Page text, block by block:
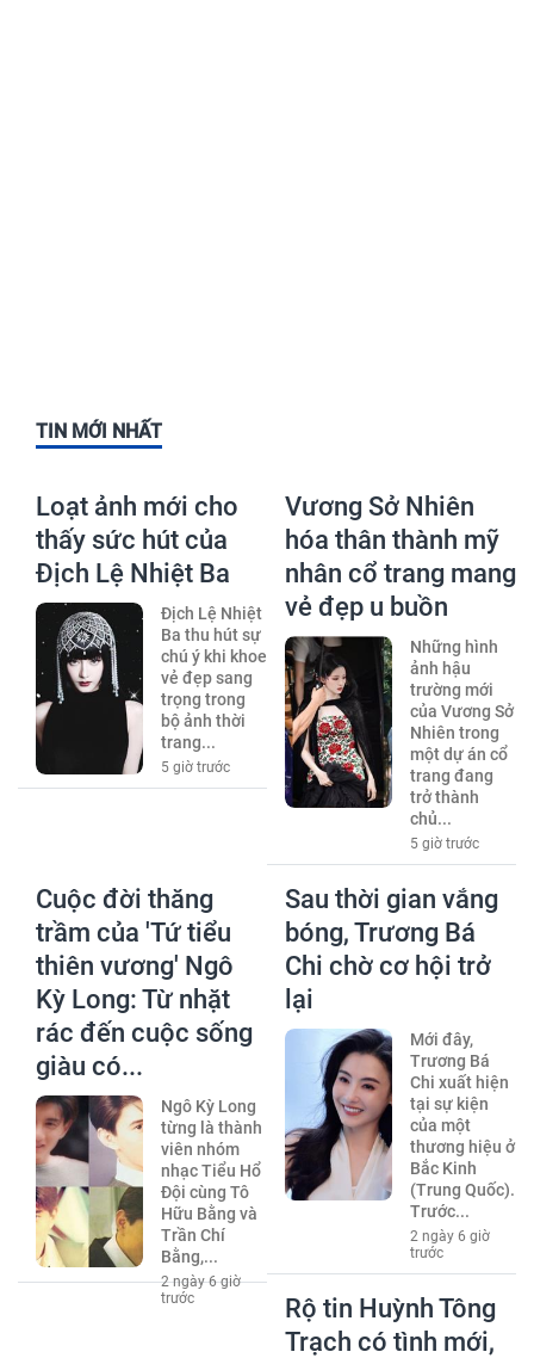
TIN MỚI NHẤT
Loạt ảnh mới cho
thấy sức hút của
Địch Lệ Nhiệt Ba
Địch Lệ Nhiệt
Ba thu hút sự
chú ý khi khoe
vẻ đẹp sang
trọng trong
bộ ảnh thời
trang...
5 giờ trước
Vương Sở Nhiên
hóa thân thành mỹ
nhân cổ trang mang
vẻ đẹp u buồn
Những hình
ảnh hậu
trường mới
của Vương Sở
Nhiên trong
một dự án cổ
trang đang
trở thành
chủ...
5 giờ trước
Cuộc đời thăng
trầm của 'Tứ tiểu
thiên vương' Ngô
Kỳ Long: Từ nhặt
rác đến cuộc sống
giàu có...
Ngô Kỳ Long
từng là thành
viên nhóm
nhạc Tiểu Hổ
Đội cùng Tô
Hữu Bằng và
Trần Chí
Bằng,...
2 ngày 6 giờ
trước
Sau thời gian vắng
bóng, Trương Bá
Chi chờ cơ hội trở
lại
Mới đây,
Trương Bá
Chi xuất hiện
tại sự kiện
của một
thương hiệu ở
Bắc Kinh
(Trung Quốc).
Trước...
2 ngày 6 giờ
trước
Rộ tin Huỳnh Tông
Trạch có tình mới,